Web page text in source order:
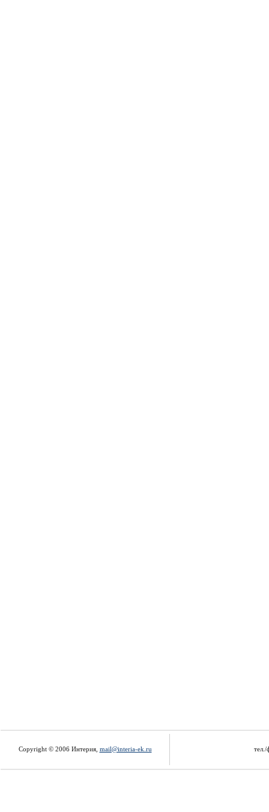
Copyright © 2006 Интерия, mail@interia-ek.ru